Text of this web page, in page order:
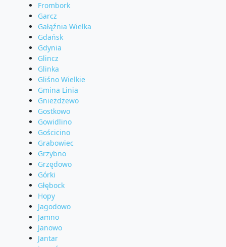
Frombork
Garcz
Gałąźnia Wielka
Gdańsk
Gdynia
Glincz
Glinka
Gliśno Wielkie
Gmina Linia
Gnieżdżewo
Gostkowo
Gowidlino
Gościcino
Grabowiec
Grzybno
Grzędowo
Górki
Głębock
Hopy
Jagodowo
Jamno
Janowo
Jantar